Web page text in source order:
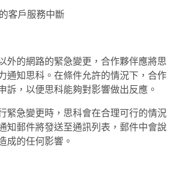
客戶服務中斷
外的網路的緊急變更，合作夥伴應將思
通知思科。在條件允許的情況下，合作
訴，以便思科能夠對影響做出反應。
緊急變更時，思科會在合理可行的情況
知郵件將發送至通訊列表，郵件中會說
成的任何影響。